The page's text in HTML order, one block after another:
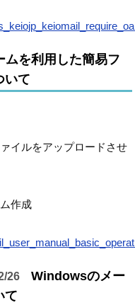
ムを利用した簡易フ
いて
イルをアップロードさせ
作成
26
Windowsのメー
て